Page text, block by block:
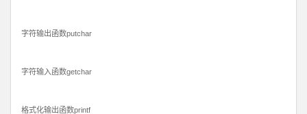
字符输出函数putchar
字符输入函数getchar
格式化输出函数printf